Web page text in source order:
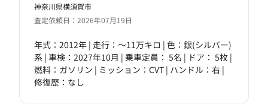
神奈川県横須賀市
査定依頼日：2026年07月19日
年式：2012年 | 走行：～11万キロ | 色：銀(シルバー)
系 | 車検：2027年10月 | 乗車定員： 5名 | ドア： 5枚 |
燃料：ガソリン | ミッション：CVT | ハンドル：右 |
修復歴：なし